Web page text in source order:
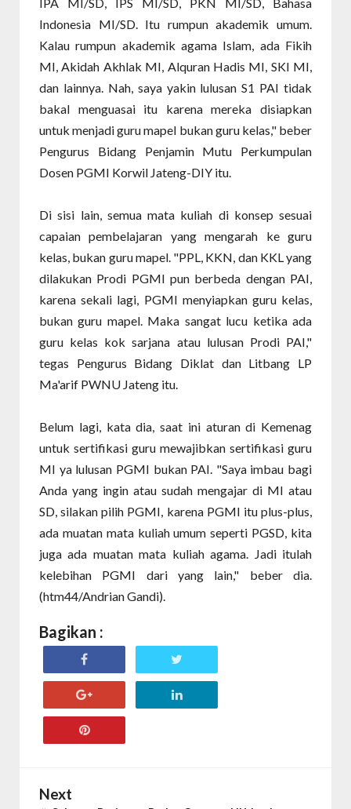
Indonesia MI/SD. Itu rumpun akademik umum.
Kalau rumpun akademik agama Islam, ada Fikih
MI, Akidah Akhlak MI, Alquran Hadis MI, SKI MI,
dan lainnya. Nah, saya yakin lulusan S1 PAI tidak
bakal menguasai itu karena mereka disiapkan
untuk menjadi guru mapel bukan guru kelas," beber
Pengurus Bidang Penjamin Mutu Perkumpulan
Dosen PGMI Korwil Jateng-DIY itu.
Di sisi lain, semua mata kuliah di konsep sesuai
capaian pembelajaran yang mengarah ke guru
kelas, bukan guru mapel. "PPL, KKN, dan KKL yang
dilakukan Prodi PGMI pun berbeda dengan PAI,
karena sekali lagi, PGMI menyiapkan guru kelas,
bukan guru mapel. Maka sangat lucu ketika ada
guru kelas kok sarjana atau lulusan Prodi PAI,"
tegas Pengurus Bidang Diklat dan Litbang LP
Ma'arif PWNU Jateng itu.
Belum lagi, kata dia, saat ini aturan di Kemenag
untuk sertifikasi guru mewajibkan sertifikasi guru
MI ya lulusan PGMI bukan PAI. "Saya imbau bagi
Anda yang ingin atau sudah mengajar di MI atau
SD, silakan pilih PGMI, karena PGMI itu plus-plus,
ada muatan mata kuliah umum seperti PGSD, kita
juga ada muatan mata kuliah agama. Jadi itulah
kelebihan PGMI dari yang lain," beber dia.
(htm44/Andrian Gandi).
Bagikan :
Next